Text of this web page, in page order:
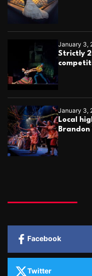
January 3,
Strictly
January 3,
Local
Facebook
Twitter